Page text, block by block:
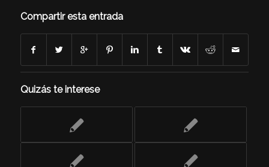
Compartir esta entrada
Quizás te interese